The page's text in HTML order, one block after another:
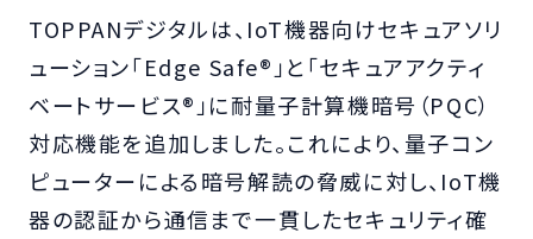
TOPPANデジタルは、IoT機器向けセキュアソリ
ューション「Edge Safe®」と「セキュアアクティ
ベートサービス®」に耐量子計算機暗号（PQC）
対応機能を追加しました。これにより、量子コン
ピューターによる暗号解読の脅威に対し、IoT機
器の認証から通信まで一貫したセキュリティ確